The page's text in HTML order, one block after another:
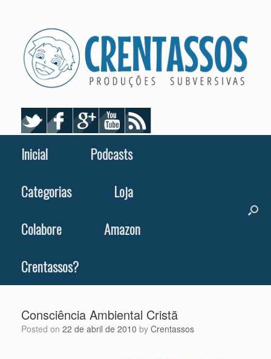
Inicial
Podcasts
Categorias
Loja
Colabore
Amazon
Crentassos?
Consciência Ambiental Cristã
Posted on 22 de abril de 2010 by Crentassos